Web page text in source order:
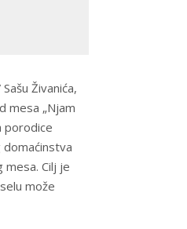
Živanića,
mesa „Njam
porodice
Cilj je
može